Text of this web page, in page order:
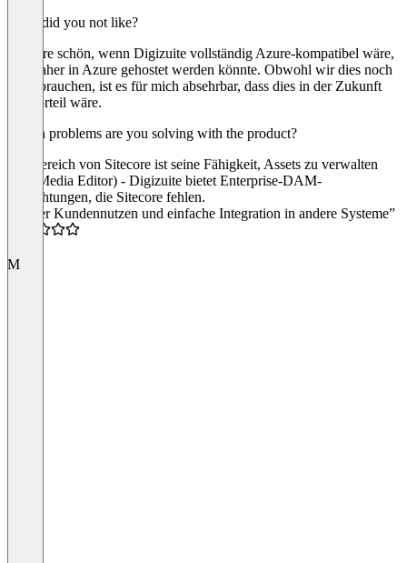
What did you not like?
Es wäre schön, wenn Digizuite vollständig Azure-kompatibel wäre,
und daher in Azure gehostet werden könnte. Obwohl wir dies noch
nicht brauchen, ist es für mich absehrbar, dass dies in der Zukunft
ein Vorteil wäre.
Which problems are you solving with the product?
Ein Bereich von Sitecore ist seine Fähigkeit, Assets zu verwalten
(d.h. Media Editor) - Digizuite bietet Enterprise-DAM-
Einrichtungen, die Sitecore fehlen.
“Hoher Kundennutzen und einfache Integration in andere Systeme”
M